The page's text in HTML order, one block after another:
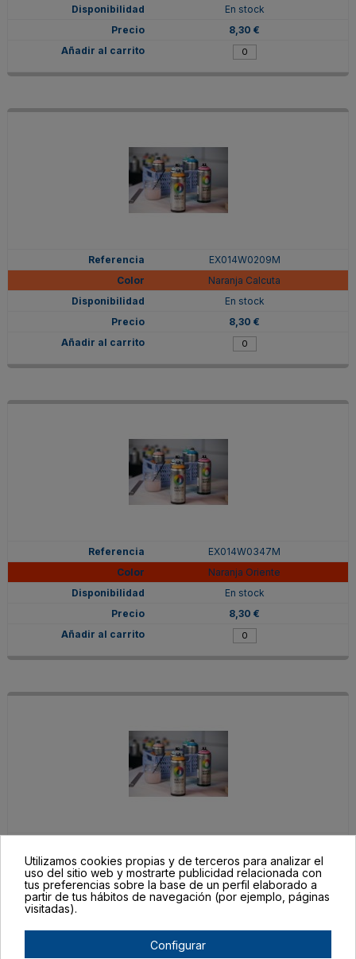
En stock
8,30 €
EX014W0209M
Naranja Calcuta
En stock
8,30 €
EX014W0347M
Naranja Oriente
En stock
8,30 €
Rojo Medusa
En stock
8,30 €
Utilizamos cookies propias y de terceros para analizar el
uso del sitio web y mostrarte publicidad relacionada con
tus preferencias sobre la base de un perfil elaborado a
partir de tus hábitos de navegación (por ejemplo, páginas
visitadas).
Configurar